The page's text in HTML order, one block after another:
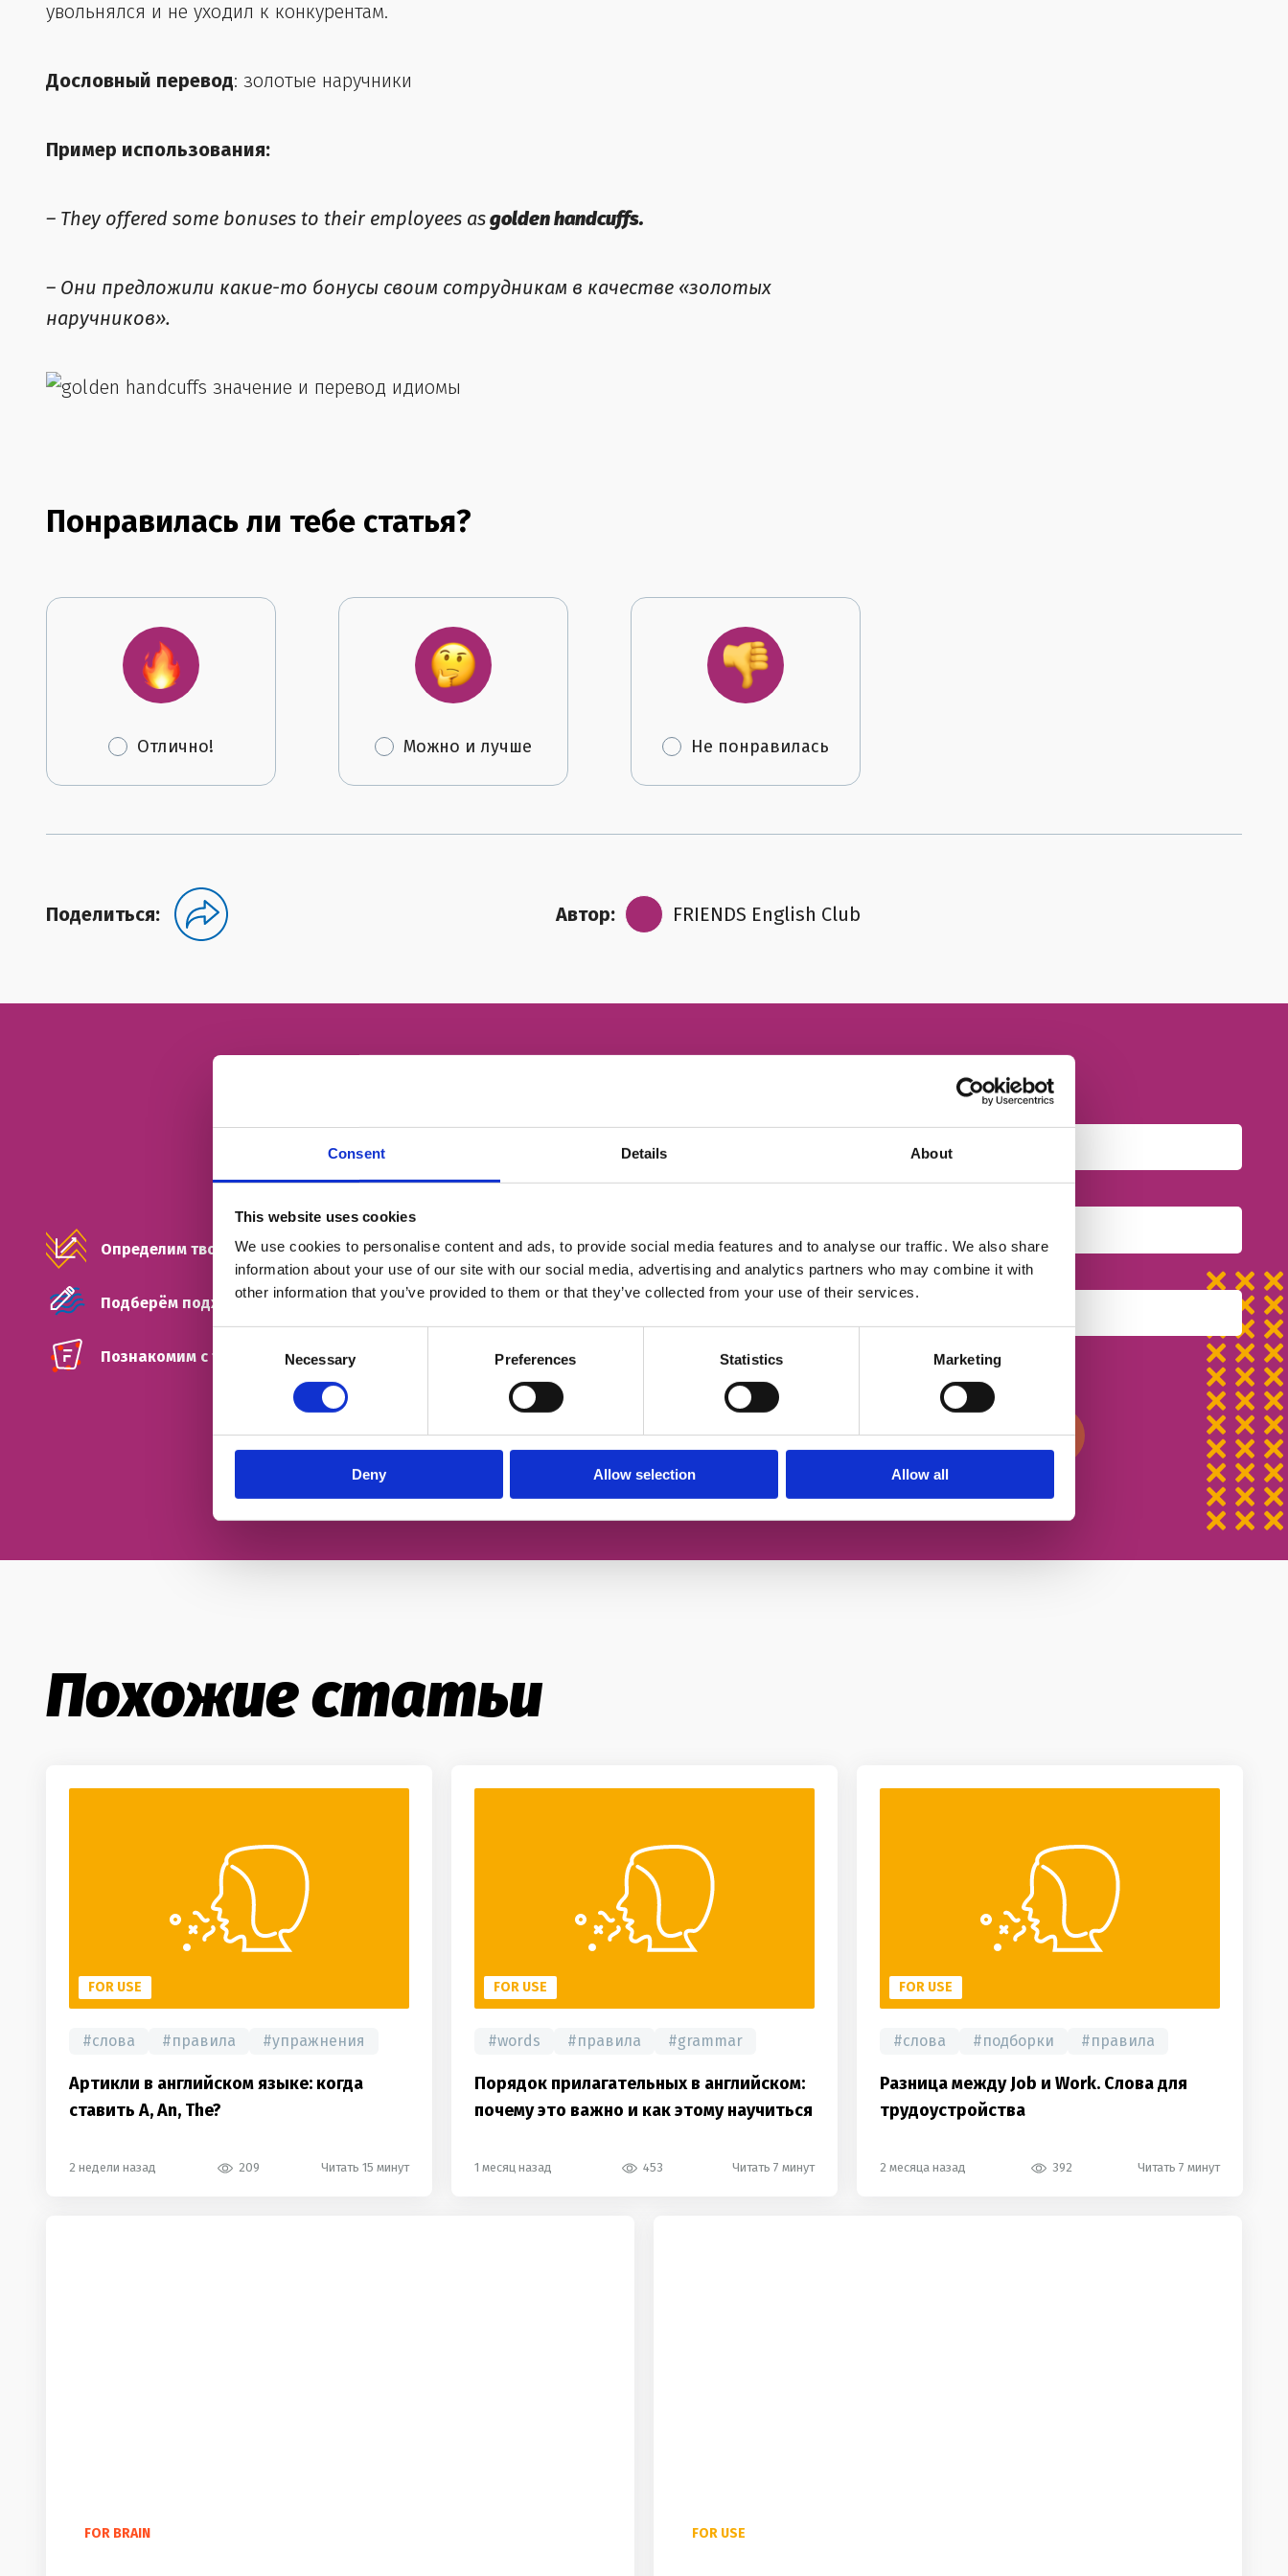
Consent Details About
This website uses cookies
We use cookies to personalise content and ads, to provide social media features and to analyse our traffic. We also share
information about your use of our site with our social media, advertising and analytics partners who may combine it with
other information that you’ve provided to them or that they’ve collected from your use of their services.
Selection
Necessary Preferences Statistics Marketing
Deny Allow selection Allow all
увольнялся и не уходил к конкурентам.
Дословный перевод: золотые наручники
Пример использования:
– They offered some bonuses to their employees asgolden handcuffs.
– Они предложили какие-то бонусы своим сотрудникам в качестве «золотых
наручников».
Понравилась ли тебе статья?
Отлично! Можно и лучше Не понравилась
Поделиться: Автор: FRIENDS English Club
Определим твой уровень
Подберём подходящий тип занятий
Познакомим с твоим будущим френд-тичером
ЭЛЕКТРОННАЯ ПОЧТА
Согласен с политикой конфиденциальности
Записаться на урок
Похожие статьи
FOR USE
#слова #правила #упражнения
Артикли в английском языке: когда
ставить A, An, The?
2 недели назад 209 Читать 15 минут
FOR USE
#words #правила #grammar
Порядок прилагательных в английском:
почему это важно и как этому научиться
1 месяц назад 453 Читать 7 минут
FOR USE
#слова #подборки #правила
Разница между Job и Work. Слова для
трудоустройства
2 месяца назад 392 Читать 7 минут
FOR BRAIN FOR USE